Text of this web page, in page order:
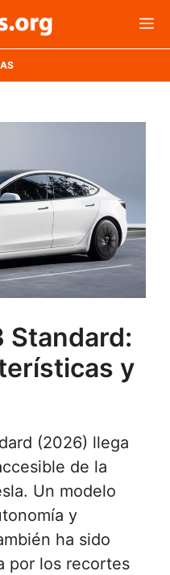
Standard:
y
(2026) llega
de la
Un modelo
y
ha sido
por los recortes